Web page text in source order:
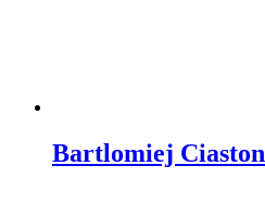
Bartlomiej Ciaston